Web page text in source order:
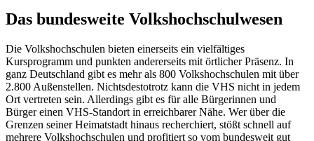
Das bundesweite Volkshochschulwesen
Die Volkshochschulen bieten einerseits ein vielfältiges
Kursprogramm und punkten andererseits mit örtlicher Präsenz. In
ganz Deutschland gibt es mehr als 800 Volkshochschulen mit über
2.800 Außenstellen. Nichtsdestotrotz kann die VHS nicht in jedem
Ort vertreten sein. Allerdings gibt es für alle Bürgerinnen und
Bürger einen VHS-Standort in erreichbarer Nähe. Wer über die
Grenzen seiner Heimatstadt hinaus recherchiert, stößt schnell auf
mehrere Volkshochschulen und profitiert so vom bundesweit gut